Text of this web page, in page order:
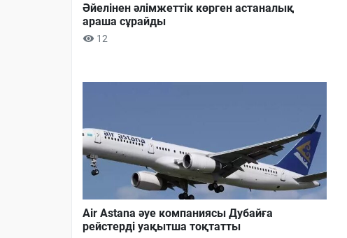
Әйелінен әлімжеттік көрген астаналық
араша сұрайды
12
Air Astana әуе компаниясы Дубайға
рейстерді уақытша тоқтатты